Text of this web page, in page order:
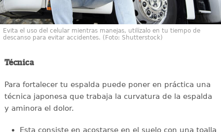
Evita el uso del celular mientras manejas, utilízalo en tu tiempo de
descanso para evitar accidentes. (Foto: Shutterstock)
Técnica
Para fortalecer tu espalda puede poner en práctica una
técnica japonesa que trabaja la curvatura de la espalda
y aminora el dolor.
Esta consiste en acostarse en el suelo con una toalla